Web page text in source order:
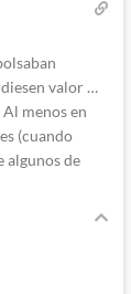
valor …
menos en
(cuando
algunos de